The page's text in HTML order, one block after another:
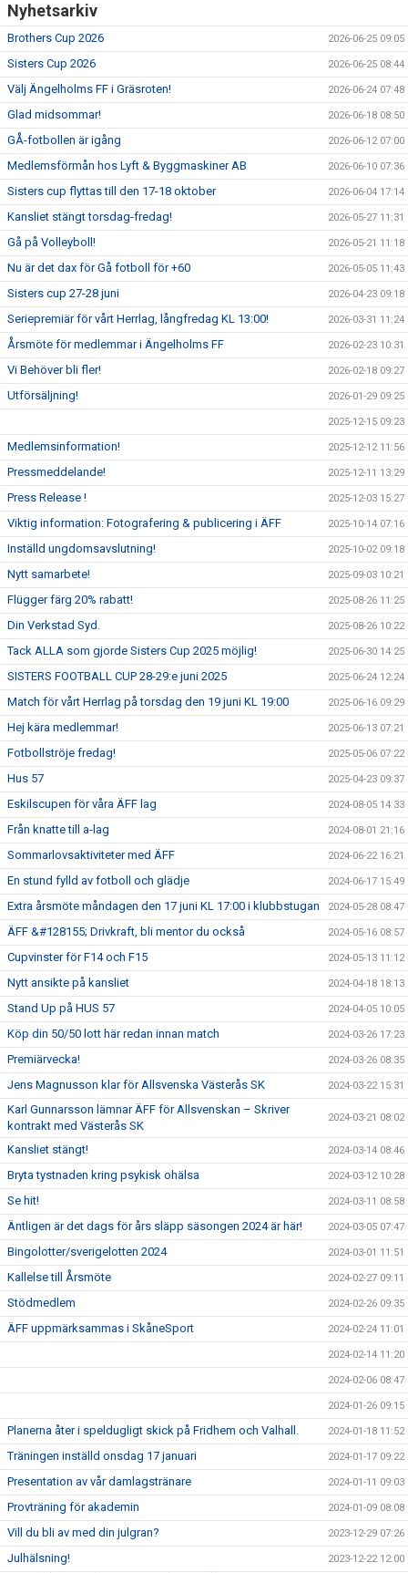
Nyhetsarkiv
Brothers Cup 2026 2026-06-25 09:05
Sisters Cup 2026 2026-06-25 08:44
Välj Ängelholms FF i Gräsroten! 2026-06-24 07:48
Glad midsommar! 2026-06-18 08:50
GÅ-fotbollen är igång 2026-06-12 07:00
Medlemsförmån hos Lyft & Byggmaskiner AB 2026-06-10 07:36
Sisters cup flyttas till den 17-18 oktober 2026-06-04 17:14
Kansliet stängt torsdag-fredag! 2026-05-27 11:31
Gå på Volleyboll! 2026-05-21 11:18
Nu är det dax för Gå fotboll för +60 2026-05-05 11:43
Sisters cup 27-28 juni 2026-04-23 09:18
Seriepremiär för vårt Herrlag, långfredag KL 13:00! 2026-03-31 11:24
Årsmöte för medlemmar i Ängelholms FF 2026-02-23 10:31
Vi Behöver bli fler! 2026-02-18 09:27
Utförsäljning! 2026-01-29 09:25
2025-12-15 09:23
Medlemsinformation! 2025-12-12 11:56
Pressmeddelande! 2025-12-11 13:29
Press Release ! 2025-12-03 15:27
Viktig information: Fotografering & publicering i ÄFF 2025-10-14 07:16
Inställd ungdomsavslutning! 2025-10-02 09:18
Nytt samarbete! 2025-09-03 10:21
Flügger färg 20% rabatt! 2025-08-26 11:25
Din Verkstad Syd. 2025-08-26 10:22
Tack ALLA som gjorde Sisters Cup 2025 möjlig! 2025-06-30 14:25
SISTERS FOOTBALL CUP 28-29:e juni 2025 2025-06-24 12:24
Match för vårt Herrlag på torsdag den 19 juni KL 19:00 2025-06-16 09:29
Hej kära medlemmar! 2025-06-13 07:21
Fotbollströje fredag! 2025-05-06 07:22
Hus 57 2025-04-23 09:37
Eskilscupen för våra ÄFF lag 2024-08-05 14:33
Från knatte till a-lag 2024-08-01 21:16
Sommarlovsaktiviteter med ÄFF 2024-06-22 16:21
En stund fylld av fotboll och glädje 2024-06-17 15:49
Extra årsmöte måndagen den 17 juni KL 17:00 i klubbstugan 2024-05-28 08:47
ÄFF &#128155; Drivkraft, bli mentor du också 2024-05-16 08:57
Cupvinster för F14 och F15 2024-05-13 11:12
Nytt ansikte på kansliet 2024-04-18 18:13
Stand Up på HUS 57 2024-04-05 10:05
Köp din 50/50 lott här redan innan match 2024-03-26 17:23
Premiärvecka! 2024-03-26 08:35
Jens Magnusson klar för Allsvenska Västerås SK 2024-03-22 15:31
Karl Gunnarsson lämnar ÄFF för Allsvenskan – Skriver
kontrakt med Västerås SK
2024-03-21 08:02
Kansliet stängt! 2024-03-14 08:46
Bryta tystnaden kring psykisk ohälsa 2024-03-12 10:28
Se hit! 2024-03-11 08:58
Äntligen är det dags för års släpp säsongen 2024 är här! 2024-03-05 07:47
Bingolotter/sverigelotten 2024 2024-03-01 11:51
Kallelse till Årsmöte 2024-02-27 09:11
Stödmedlem 2024-02-26 09:35
ÄFF uppmärksammas i SkåneSport 2024-02-24 11:01
2024-02-14 11:20
2024-02-06 08:47
2024-01-26 09:15
Planerna åter i speldugligt skick på Fridhem och Valhall. 2024-01-18 11:52
Träningen inställd onsdag 17 januari 2024-01-17 09:22
Presentation av vår damlagstränare 2024-01-11 09:03
Provträning för akademin 2024-01-09 08:08
Vill du bli av med din julgran? 2023-12-29 07:26
Julhälsning! 2023-12-22 12:00